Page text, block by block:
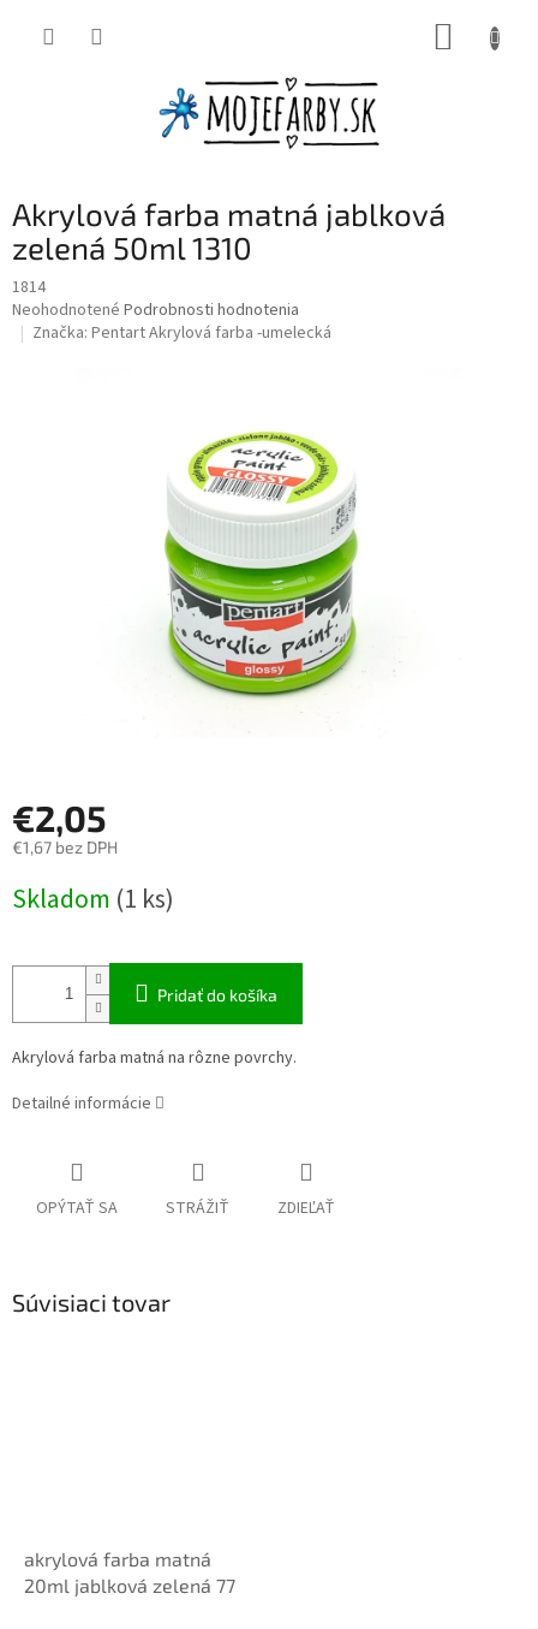
Akrylová farba matná jablková
zelená 50ml 1310
1814
Priemerné
hodnotenie
Neohodnotené Podrobnosti hodnotenia
Značka: Pentart Akrylová farba -umelecká
€2,05
€1,67 bez DPH
cena:
Skladom (1 ks)
Pridať do košíka
Akrylová farba matná na rôzne povrchy.
Detailné informácie
OPÝTAŤ SA STRÁŽIŤ ZDIEĽAŤ
Súvisiaci tovar
akrylová farba matná
20ml jablková zelená 77